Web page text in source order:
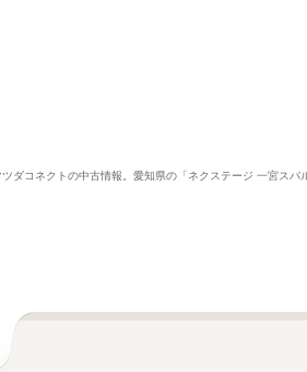
コネクトの中古情報。愛知県の「ネクステージ 一宮スバ